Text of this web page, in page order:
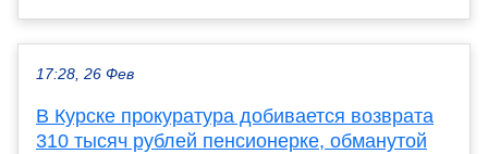
17:28, 26 Фев
В Курске прокуратура добивается возврата
310 тысяч рублей пенсионерке, обманутой